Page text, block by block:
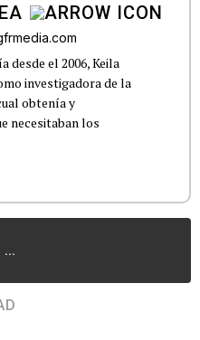
desde el 2006, Keila
investigadora de la
obtenía y
necesitaban los
...